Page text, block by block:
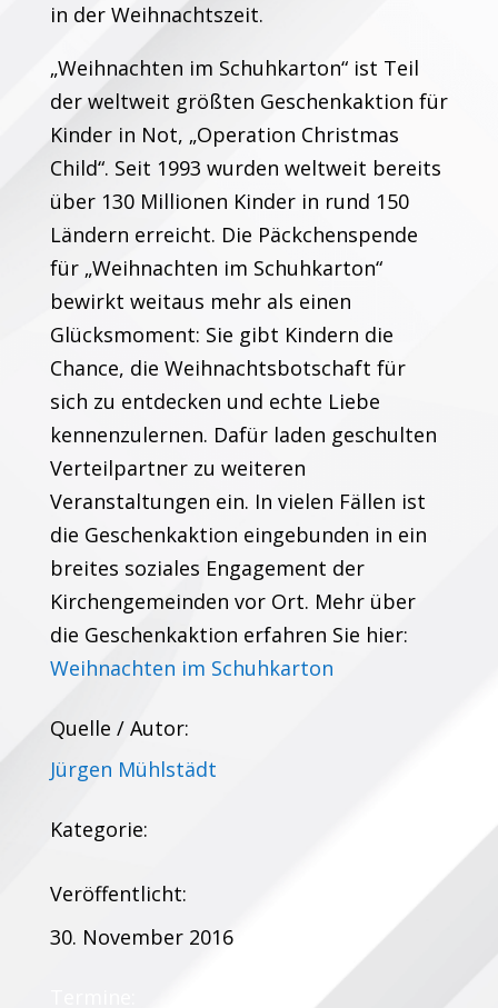
in der Weihnachtszeit.
„Weihnachten im Schuhkarton“ ist Teil
der weltweit größten Geschenkaktion für
Kinder in Not, „Operation Christmas
Child“. Seit 1993 wurden weltweit bereits
über 130 Millionen Kinder in rund 150
Ländern erreicht. Die Päckchenspende
für „Weihnachten im Schuhkarton“
bewirkt weitaus mehr als einen
Glücksmoment: Sie gibt Kindern die
Chance, die Weihnachtsbotschaft für
sich zu entdecken und echte Liebe
kennenzulernen. Dafür laden geschulten
Verteilpartner zu weiteren
Veranstaltungen ein. In vielen Fällen ist
die Geschenkaktion eingebunden in ein
breites soziales Engagement der
Kirchengemeinden vor Ort. Mehr über
die Geschenkaktion erfahren Sie hier:
Weihnachten im Schuhkarton
Quelle / Autor:
Jürgen Mühlstädt
Kategorie:
Veröffentlicht:
30. November 2016